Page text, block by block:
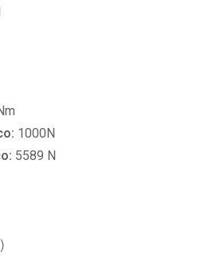
1000N
5589 N